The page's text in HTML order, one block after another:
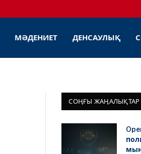
МӘДЕНИЕТ ДЕНСАУЛЫҚ
СОҢҒЫ ЖАҢАЛЫҚТАР